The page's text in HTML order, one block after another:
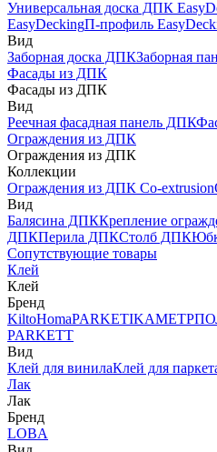
Универсальная доска ДПК
EasyDeckingП-профиль
Вид
Заборная доска ДПКЗаборная
Фасады из ДПК
Фасады из ДПК
Вид
Реечная фасадная панель ДПК
Ограждения из ДПК
Ограждения из ДПК
Коллекции
Ограждения из ДПК Co-extrusion
Вид
Балясина ДПККрепление
ДПКПерила ДПКСтолб ДПК
Сопутствующие товары
Клей
Клей
Бренд
KiltoHomaPARKETIKA
PARKETT
Вид
Клей для винилаКлей для
Лак
Лак
Бренд
LOBA